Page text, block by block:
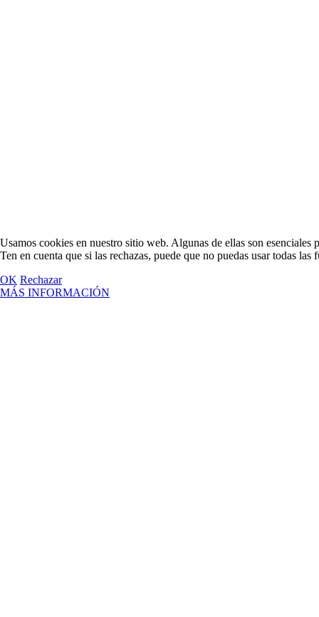
Usamos cookies en nuestro sitio web. Algunas de ellas son
Ten en cuenta que si las rechazas, puede que no puedas usar todas
OK Rechazar
MÁS INFORMACIÓN